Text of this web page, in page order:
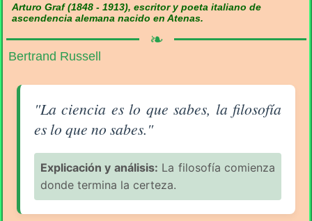
Arturo Graf (1848 - 1913), escritor y poeta italiano de
ascendencia alemana nacido en Atenas.
❧
Bertrand Russell
Aforismo sobre la Filosofía (pág. 2/16) - Bertrand
"La ciencia es lo que sabes, la filosofía
es lo que no sabes."
Explicación y análisis: La filosofía comienza
donde termina la certeza.